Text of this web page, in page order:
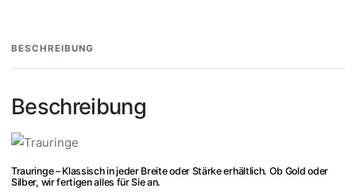
BESCHREIBUNG
Beschreibung
Trauringe – Klassisch in jeder Breite oder Stärke erhältlich. Ob Gold oder
Silber, wir fertigen alles für Sie an.